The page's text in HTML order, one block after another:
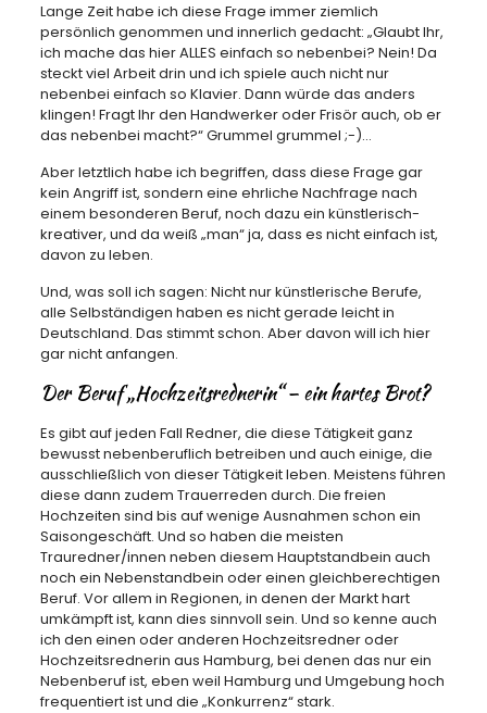
Lange Zeit habe ich diese Frage immer ziemlich
persönlich genommen und innerlich gedacht: „Glaubt Ihr,
ich mache das hier ALLES einfach so nebenbei? Nein! Da
steckt viel Arbeit drin und ich spiele auch nicht nur
nebenbei einfach so Klavier. Dann würde das anders
klingen! Fragt Ihr den Handwerker oder Frisör auch, ob er
das nebenbei macht?“ Grummel grummel ;-)…
Aber letztlich habe ich begriffen, dass diese Frage gar
kein Angriff ist, sondern eine ehrliche Nachfrage nach
einem besonderen Beruf, noch dazu ein künstlerisch-
kreativer, und da weiß „man“ ja, dass es nicht einfach ist,
davon zu leben.
Und, was soll ich sagen: Nicht nur künstlerische Berufe,
alle Selbständigen haben es nicht gerade leicht in
Deutschland. Das stimmt schon. Aber davon will ich hier
gar nicht anfangen.
Der Beruf „Hochzeitsrednerin“ – ein hartes Brot?
Es gibt auf jeden Fall Redner, die diese Tätigkeit ganz
bewusst nebenberuflich betreiben und auch einige, die
ausschließlich von dieser Tätigkeit leben. Meistens führen
diese dann zudem Trauerreden durch. Die freien
Hochzeiten sind bis auf wenige Ausnahmen schon ein
Saisongeschäft. Und so haben die meisten
Trauredner/innen neben diesem Hauptstandbein auch
noch ein Nebenstandbein oder einen gleichberechtigen
Beruf. Vor allem in Regionen, in denen der Markt hart
umkämpft ist, kann dies sinnvoll sein. Und so kenne auch
ich den einen oder anderen Hochzeitsredner oder
Hochzeitsrednerin aus Hamburg, bei denen das nur ein
Nebenberuf ist, eben weil Hamburg und Umgebung hoch
frequentiert ist und die „Konkurrenz“ stark.